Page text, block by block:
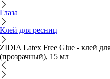
Глаза
Клей для ресниц
ZIDIA Latex Free Glue - клей
(прозрачный), 15 мл